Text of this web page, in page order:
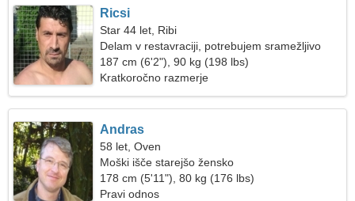
Ricsi
Star 44 let, Ribi
Delam v restavraciji, potrebujem sramežljivo
žensko
187 cm (6'2"), 90 kg (198 lbs)
Kratkoročno razmerje
Andras
58 let, Oven
Moški išče starejšo žensko
178 cm (5'11"), 80 kg (176 lbs)
Pravi odnos